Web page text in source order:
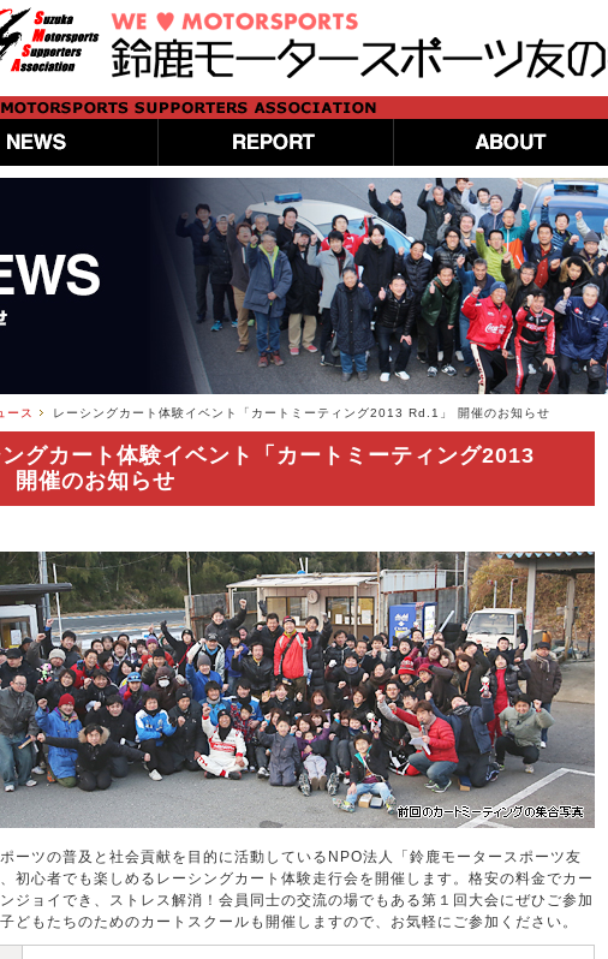
ース レーシングカート体験イベント「カートミーティング2013 Rd.1」 開催のお知らせ
グカート体験イベント「カートミーティング2013
開催のお知らせ
ーツの普及と社会貢献を目的に活動しているNPO法人「鈴鹿モータースポーツ友
初心者でも楽しめるレーシングカート体験走行会を開催します。格安の料金でカー
ジョイでき、ストレス解消！会員同士の交流の場でもある第１回大会にぜひご参加
どもたちのためのカートスクールも開催しますので、お気軽にご参加ください。